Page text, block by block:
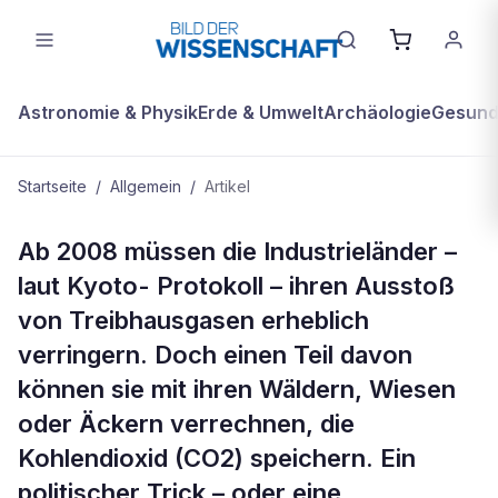
Astronomie & PhysikErde & UmweltArchäologie
Startseite / Allgemein / Artikel
Auf dem Holzweg?
Ab 2008 müssen die Industrieländer –
laut Kyoto- Protokoll – ihren Ausstoß
von Treibhausgasen erheblich
verringern. Doch einen Teil davon
können sie mit ihren Wäldern, Wiesen
oder Äckern verrechnen, die
Kohlendioxid (CO2) speichern. Ein